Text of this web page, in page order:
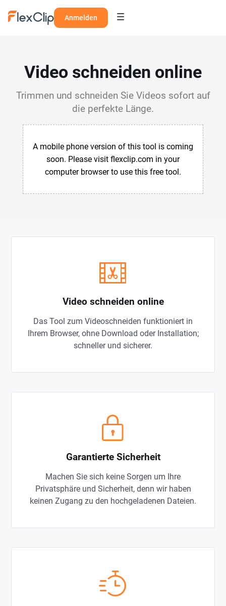
Anmelden
Video schneiden online
Trimmen und schneiden Sie Videos sofort auf
die perfekte Länge.
A mobile phone version of this tool is coming
soon. Please visit flexclip.com in your
computer browser to use this free tool.
Video schneiden online
Das Tool zum Videoschneiden funktioniert in
Ihrem Browser, ohne Download oder Installation;
schneller und sicherer.
Garantierte Sicherheit
Machen Sie sich keine Sorgen um Ihre
Privatsphäre und Sicherheit, denn wir haben
keinen Zugang zu den hochgeladenen Dateien.